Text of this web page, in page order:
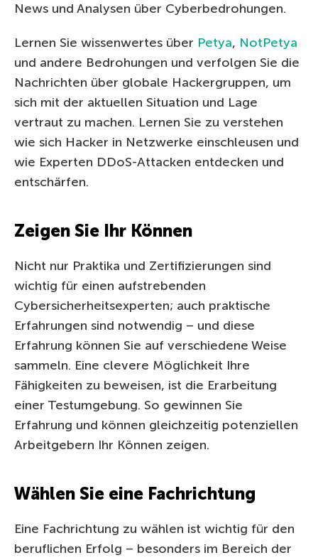
News und Analysen über Cyberbedrohungen.
Lernen Sie wissenwertes über Petya, NotPetya
und andere Bedrohungen und verfolgen Sie die
Nachrichten über globale Hackergruppen, um
sich mit der aktuellen Situation und Lage
vertraut zu machen. Lernen Sie zu verstehen
wie sich Hacker in Netzwerke einschleusen und
wie Experten DDoS-Attacken entdecken und
entschärfen.
Zeigen Sie Ihr Können
Nicht nur Praktika und Zertifizierungen sind
wichtig für einen aufstrebenden
Cybersicherheitsexperten; auch praktische
Erfahrungen sind notwendig – und diese
Erfahrung können Sie auf verschiedene Weise
sammeln. Eine clevere Möglichkeit Ihre
Fähigkeiten zu beweisen, ist die Erarbeitung
einer Testumgebung. So gewinnen Sie
Erfahrung und können gleichzeitig potenziellen
Arbeitgebern Ihr Können zeigen.
Wählen Sie eine Fachrichtung
Eine Fachrichtung zu wählen ist wichtig für den
beruflichen Erfolg – besonders im Bereich der